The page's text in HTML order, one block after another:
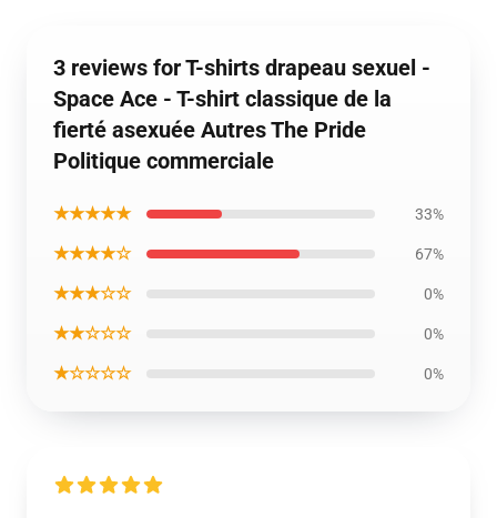
3 reviews for T-shirts drapeau sexuel -
Space Ace - T-shirt classique de la
fierté asexuée Autres The Pride
Politique commerciale
★★★★★ 33%
★★★★☆ 67%
★★★☆☆ 0%
★★☆☆☆ 0%
★☆☆☆☆ 0%